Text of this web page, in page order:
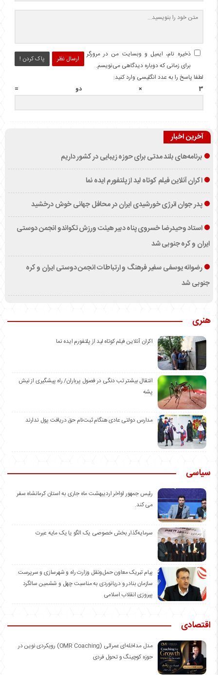
ارسال نظر پاک کردن !
ذخیره نام، ایمیل و وبسایت من در مرورگر
برای زمانی که دوباره دیدگاهی می‌نویسم.
لطفا پاسخ را به عدد انگلیسی وارد کنید:
3 × دو =
آخرین اخبار
برنامه‌های بلند مدتی برای حوزه زیبایی در کشور داریم
اکران آنلاین فیلم کوتاه لید از پلتفورم ایده نما
پدر جوان انرژی خورشیدی ایران در محافل جهانی خوش درخشید
استاد وحیدرضا خسروی پناه دبیر هیئت ورزش تکواندو انجمن دوستی
ایران و کره جنوبی شد
رضوانه یوسفی سفیر فرهنگ و ارتباطات انجمن دوستی ایران و کره
جنوبی شد
هنری
اکران آنلاین فیلم کوتاه لید از پلتفورم ایده نما
انتقال بیشتر تب دنگی در فصول پرباران/ راه پیشگیری از نیش
پشه
مدارس دولتی عادی هنگام ثبت‌نام حق دریافت پول ندارند
سیاسی
رئیس جمهور اواخر اردیبهشت ماه جاری به استان کرمانشاه سفر
می کند.
سرمایه‌گذار بخش خصوصی یک الگو یا یک مایه عبرت
️پیام تبریک معاون حمل‌ونقل وزارت راه و شهرسازی و سرپرست
سازمان بنادر و دریانوردی به مناسبت چهل و ششمین سالگرد
پیروزی انقلاب اسلامی
اقتصادی
مدل مداخله‌ای عمرائی (OMR Coaching) رویکردی نوین در
حوزه کوچینگ و تحول فردی